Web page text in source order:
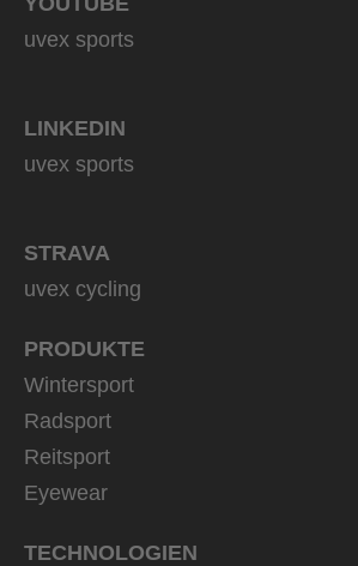
uvex sports
LINKEDIN
uvex sports
STRAVA
uvex cycling
PRODUKTE
Wintersport
Radsport
Reitsport
Eyewear
TECHNOLOGIEN